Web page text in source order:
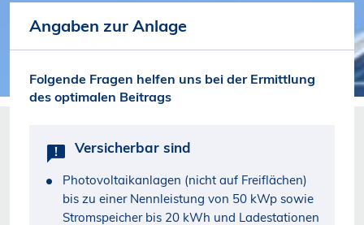
Angaben zur Anlage
Folgende Fragen helfen uns bei der Ermittlung
des optimalen Beitrags
Versicherbar sind
Photovoltaikanlagen (nicht auf Freiflächen)
bis zu einer Nennleistung von 50 kWp sowie
Stromspeicher bis 20 kWh und Ladestationen